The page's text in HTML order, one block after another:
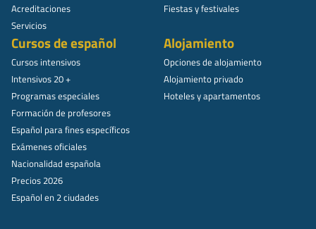
Acreditaciones
Servicios
Fiestas y festivales
Cursos de español
Cursos intensivos
Intensivos 20 +
Programas especiales
Formación de profesores
Español para fines específicos
Exámenes oficiales
Nacionalidad española
Precios 2026
Español en 2 ciudades
Alojamiento
Opciones de alojamiento
Alojamiento privado
Hoteles y apartamentos